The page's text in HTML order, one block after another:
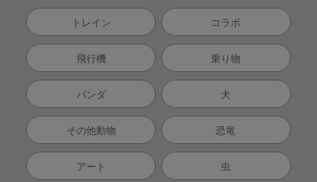
トレイン コラボ
飛行機 乗り物
パンダ 犬
その他動物 恐竜
アート 虫